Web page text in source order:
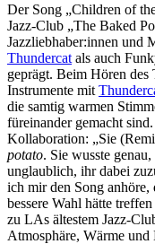
Der Song „Children of
Jazz-Club „The Baked
Jazzliebhaber:innen und
Thundercat als auch
geprägt. Beim Hören des
Instrumente mit
die samtig warmen
füreinander gemacht
Kollaboration: „Sie
potato. Sie wusste
unglaublich, ihr dabei
ich mir den Song
bessere Wahl hätte
zu LAs ältestem Jazz-
Atmosphäre, Wärme und